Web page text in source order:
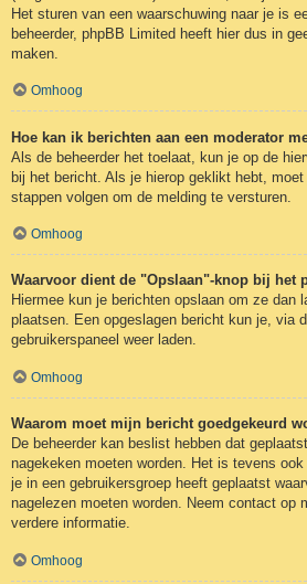
Het sturen van een waarschuwing naar je is
beheerder, phpBB Limited heeft hier dus in
maken.
Omhoog
Hoe kan ik berichten aan een moderator
Als de beheerder het toelaat, kun je op de
bij het bericht. Als je hierop geklikt hebt,
stappen volgen om de melding te versturen.
Omhoog
Waarvoor dient de "Opslaan"-knop bij het
Hiermee kun je berichten opslaan om ze dan
plaatsen. Een opgeslagen bericht kun je, via
gebruikerspaneel weer laden.
Omhoog
Waarom moet mijn bericht goedgekeurd
De beheerder kan beslist hebben dat
nagekeken moeten worden. Het is tevens
je in een gebruikersgroep heeft geplaatst
nagelezen moeten worden. Neem contact op
verdere informatie.
Omhoog